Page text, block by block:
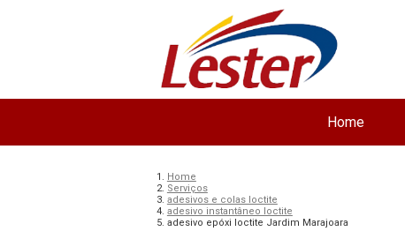
Home
Home
Serviços
adesivos e colas loctite
adesivo instantâneo loctite
adesivo epóxi loctite Jardim Marajoara